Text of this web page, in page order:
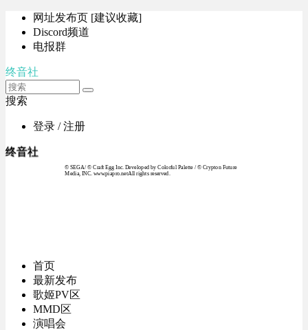
网址发布页 [建议收藏]
Discord频道
电报群
终音社
搜索
登录 / 注册
终音社
© SEGA / © Craft Egg Inc. Developed by Colorful Palette / © Crypton Future
Media, INC. www.piapro.netAll rights reserved.
首页
最新发布
歌姬PV区
MMD区
演唱会